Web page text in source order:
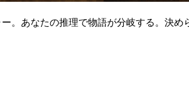
。あなたの推理で物語が分岐する。決め